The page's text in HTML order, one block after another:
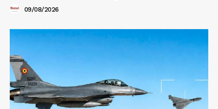
09/08/2026